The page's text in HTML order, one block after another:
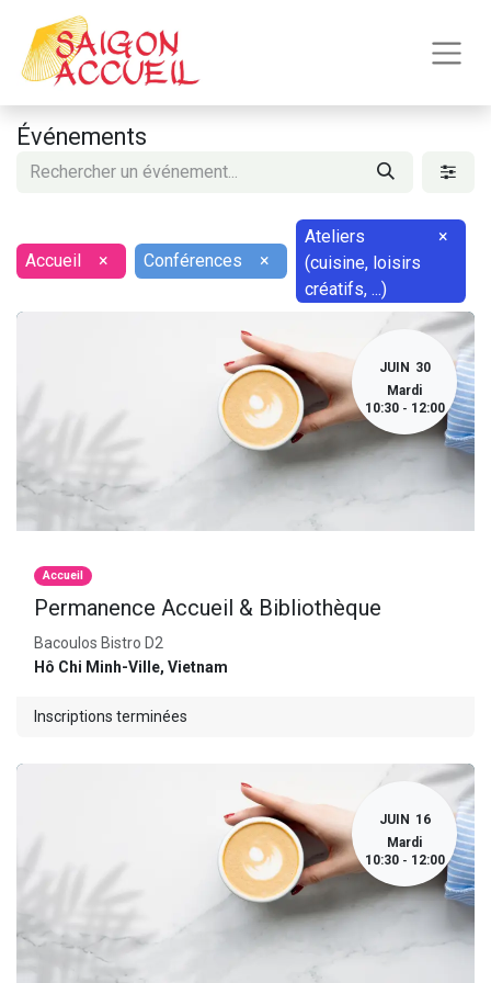
Événements
Accueil × Conférences ×
Ateliers
(cuisine, loisirs
créatifs, ...)
×
JUIN 30
Mardi
10:30 - 12:00
Accueil
Permanence Accueil & Bibliothèque
Bacoulos Bistro D2
Hô Chi Minh-Ville, Vietnam
Inscriptions terminées
JUIN 16
Mardi
10:30 - 12:00